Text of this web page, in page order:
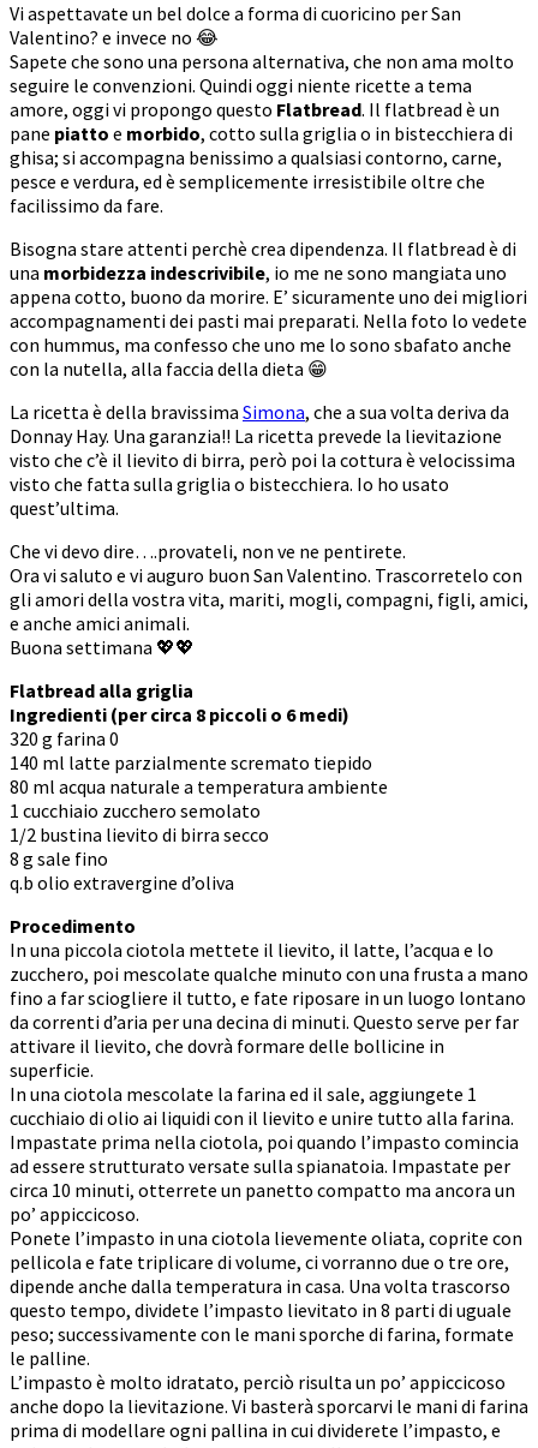
Vi aspettavate un bel dolce a forma di cuoricino per San
Valentino? e invece no 😂
Sapete che sono una persona alternativa, che non ama molto
seguire le convenzioni. Quindi oggi niente ricette a tema
amore, oggi vi propongo questo Flatbread. Il flatbread è un
pane piatto e morbido, cotto sulla griglia o in bistecchiera di
ghisa; si accompagna benissimo a qualsiasi contorno, carne,
pesce e verdura, ed è semplicemente irresistibile oltre che
facilissimo da fare.
Bisogna stare attenti perchè crea dipendenza. Il flatbread è di
una morbidezza indescrivibile, io me ne sono mangiata uno
appena cotto, buono da morire. E’ sicuramente uno dei migliori
accompagnamenti dei pasti mai preparati. Nella foto lo vedete
con hummus, ma confesso che uno me lo sono sbafato anche
con la nutella, alla faccia della dieta 😁
La ricetta è della bravissima Simona, che a sua volta deriva da
Donnay Hay. Una garanzia!! La ricetta prevede la lievitazione
visto che c’è il lievito di birra, però poi la cottura è velocissima
visto che fatta sulla griglia o bistecchiera. Io ho usato
quest’ultima.
Che vi devo dire….provateli, non ve ne pentirete.
Ora vi saluto e vi auguro buon San Valentino. Trascorretelo con
gli amori della vostra vita, mariti, mogli, compagni, figli, amici,
e anche amici animali.
Buona settimana 💖💖
Flatbread alla griglia
Ingredienti (per circa 8 piccoli o 6 medi)
320 g farina 0
140 ml latte parzialmente scremato tiepido
80 ml acqua naturale a temperatura ambiente
1 cucchiaio zucchero semolato
1/2 bustina lievito di birra secco
8 g sale fino
q.b olio extravergine d’oliva
Procedimento
In una piccola ciotola mettete il lievito, il latte, l’acqua e lo
zucchero, poi mescolate qualche minuto con una frusta a mano
fino a far sciogliere il tutto, e fate riposare in un luogo lontano
da correnti d’aria per una decina di minuti. Questo serve per far
attivare il lievito, che dovrà formare delle bollicine in
superficie.
In una ciotola mescolate la farina ed il sale, aggiungete 1
cucchiaio di olio ai liquidi con il lievito e unire tutto alla farina.
Impastate prima nella ciotola, poi quando l’impasto comincia
ad essere strutturato versate sulla spianatoia. Impastate per
circa 10 minuti, otterrete un panetto compatto ma ancora un
po’ appiccicoso.
Ponete l’impasto in una ciotola lievemente oliata, coprite con
pellicola e fate triplicare di volume, ci vorranno due o tre ore,
dipende anche dalla temperatura in casa. Una volta trascorso
questo tempo, dividete l’impasto lievitato in 8 parti di uguale
peso; successivamente con le mani sporche di farina, formate
le palline.
L’impasto è molto idratato, perciò risulta un po’ appiccicoso
anche dopo la lievitazione. Vi basterà sporcarvi le mani di farina
prima di modellare ogni pallina in cui dividerete l’impasto, e